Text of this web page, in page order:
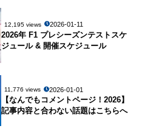
12,195 views 2026-01-11
2026年 F1 プレシーズンテストスケ
ジュール & 開催スケジュール
11,776 views 2026-01-01
【なんでもコメントページ！2026】
記事内容と合わない話題はこちらへ